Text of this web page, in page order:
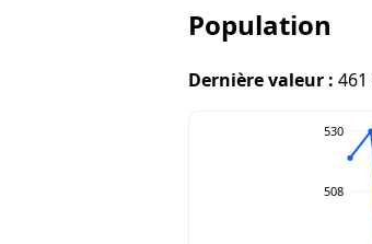
Population
Dernière valeur :
530
508